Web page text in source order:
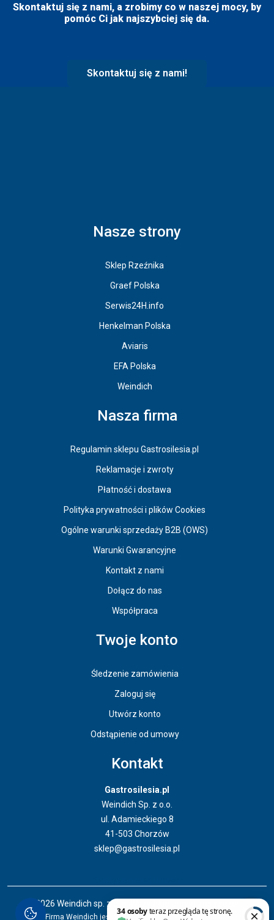
Skontaktuj się z nami, a zrobimy co w naszej mocy, by
pomóc Ci jak najszybciej się da.
Skontaktuj się z nami!
Nasze strony
Sklep Rzeźnika
Graef Polska
Serwis24H.info
Henkelman Polska
Aviaris
EFA Polska
Weindich
Nasza firma
Regulamin sklepu Gastrosilesia.pl
Reklamacje i zwroty
Płatność i dostawa
Polityka prywatności i plików Cookies
Ogólne warunki sprzedaży B2B (OWS)
Warunki Gwarancyjne
Kontakt z nami
Dołącz do nas
Współpraca
Twoje konto
Śledzenie zamówienia
Zaloguj się
Utwórz konto
Odstąpienie od umowy
Kontakt
Gastrosilesia.pl
Weindich Sp. z o.o.
ul. Adamieckiego 8
41-503 Chorzów
sklep@gastrosilesia.pl
© 2026 Weindich sp. z o. o. Wszystkie prawa zastrzeżone.
Firma Weindich jest właścicielem marki Gastrosilesia.